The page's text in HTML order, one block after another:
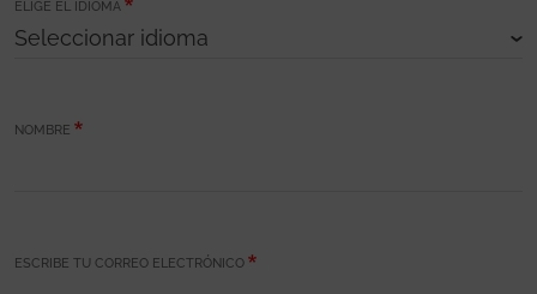
ELIGE EL IDIOMA
NOMBRE
ESCRIBE TU CORREO ELECTRÓNICO